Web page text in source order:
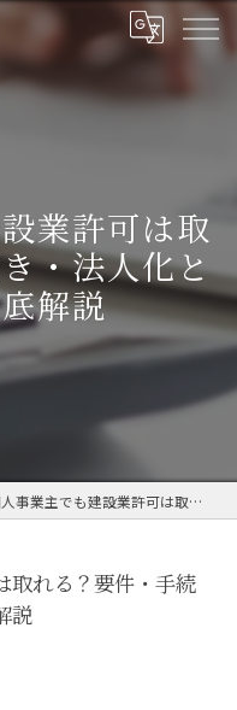
業許可は取
・法人化と
解説
業主でも建設業許可は取れる？要件・手続き・法人化との違いを徹底解説
取れる？要件・手続
説